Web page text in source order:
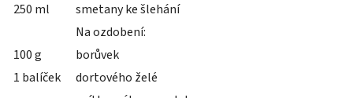
250 ml
smetany ke šlehání
Na ozdobení:
100 g
borůvek
1 balíček
dortového želé